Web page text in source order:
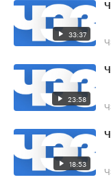
33:37
23:58
18:53